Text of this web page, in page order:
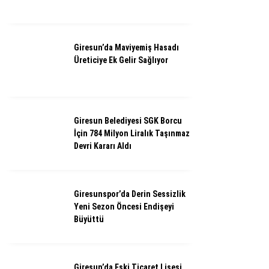
Giresun’da Maviyemiş Hasadı
Üreticiye Ek Gelir Sağlıyor
Giresun Belediyesi SGK Borcu
İçin 784 Milyon Liralık Taşınmaz
Devri Kararı Aldı
Giresunspor’da Derin Sessizlik
Yeni Sezon Öncesi Endişeyi
Büyüttü